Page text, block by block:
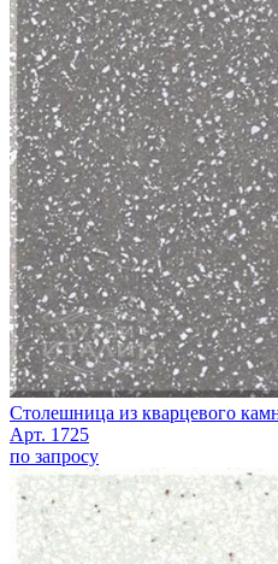
Столешница из кварцевого
Арт. 1725
по запросу